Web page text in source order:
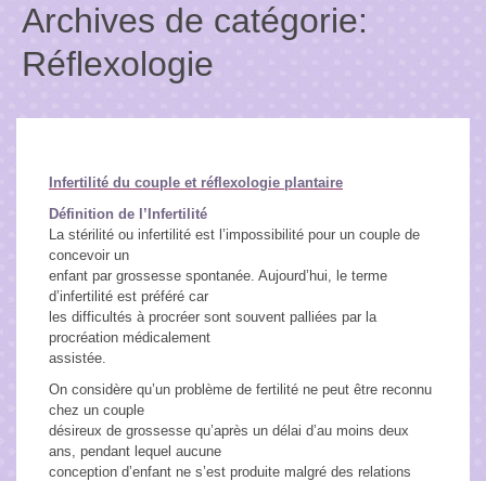
Réflexologie émotionnelle
Réflexologie et relaxation faciale et crânienne
Réflexologie et relaxation palmaire
Soin relaxant du dos
Magnétisme
La Trame
Archives de catégorie:
Réflexologie
Infertilité du couple et réflexologie plantaire
Définition de l’Infertilité
La stérilité ou infertilité est l’impossibilité pour un couple de
concevoir un
enfant par grossesse spontanée. Aujourd’hui, le terme
d’infertilité est préféré car
les difficultés à procréer sont souvent palliées par la
procréation médicalement
assistée.
On considère qu’un problème de fertilité ne peut être reconnu
chez un couple
désireux de grossesse qu’après un délai d’au moins deux
ans, pendant lequel aucune
conception d’enfant ne s’est produite malgré des relations